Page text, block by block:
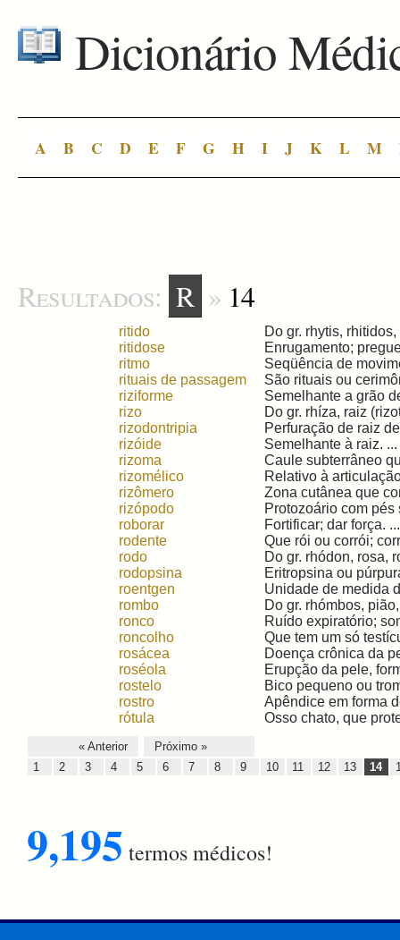
Dicionário
A B C D E F G H I J K L M
Resultados: R » 14
ritido
Do gr. rhytis,
ritidose
Enrugamento;
ritmo
Seqüência de
rituais de passagem
São rituais ou
riziforme
Semelhante a grão
rizo
Do gr. rhíza, raiz
rizodontripia
Perfuração de raiz
rizóide
Semelhante à raiz. ...
rizoma
Caule subterrâneo
rizomélico
Relativo à
rizômero
Zona cutânea que
rizópodo
Protozoário com
roborar
Fortificar; dar força. ...
rodente
Que rói ou corrói;
rodo
Do gr. rhódon, rosa,
rodopsina
Eritropsina ou
roentgen
Unidade de medida
rombo
Do gr. rhómbos,
ronco
Ruído expiratório;
roncolho
Que tem um só
rosácea
Doença crônica da
roséola
Erupção da pele,
rostelo
Bico pequeno ou
rostro
Apêndice em forma
rótula
Osso chato, que
« Anterior
Próximo »
1
2 3 4 5 6 7 8 9 10 11 12 13 14
9,195 termos médicos!